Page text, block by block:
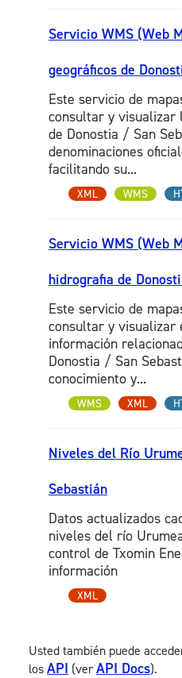
Servicio WMS (Web
geográficos de
Este servicio de
consultar y visualizar
de Donostia / San
denominaciones
facilitando su...
XML WMS
Servicio WMS (Web
hidrografia de
Este servicio de
consultar y visualizar
información
Donostia / San
conocimiento y...
WMS XML
Niveles del Río
Sebastián
Datos actualizados
niveles del río
control de Txomin
información
XML
Usted también puede
los API (verAPI Docs).